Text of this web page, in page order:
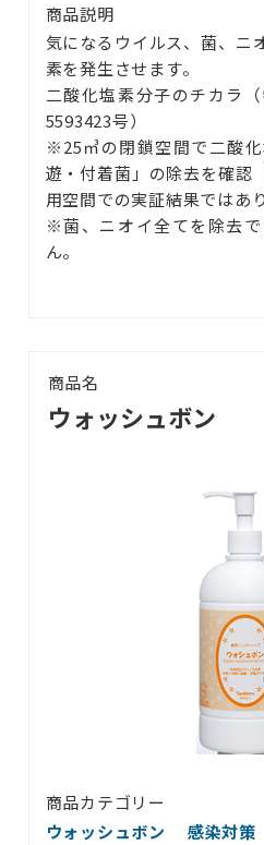
お知ら
商品説明
気になるウイルス、菌、ニ
素を発生させます。
二酸化塩素分子のチカラ
5593423号）
※25㎥の閉鎖空間で二酸
遊・付着菌」の除去を確認
用空間での実証結果ではあ
※菌、ニオイ全てを除去
ん。
商品名
ウォッシュボン
商品カテゴリー
ウォッシュボン
感染対策